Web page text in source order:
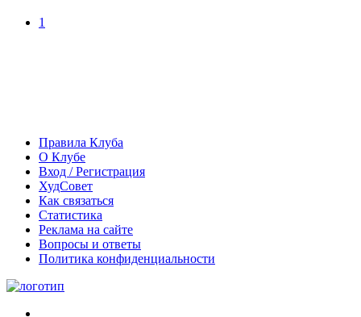
1
Правила Клуба
О Клубе
Вход / Регистрация
ХудСовет
Как связаться
Статистика
Реклама на сайте
Вопросы и ответы
Политика конфиденциальности